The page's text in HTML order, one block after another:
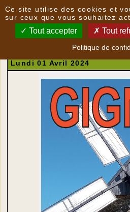
Agenda : Avril 2024
Avril
Lundi 01 Avril 2024
Ce site utilise des cookies et
sur ceux que vous souhaitez
Tout accepter Tout
Politique de